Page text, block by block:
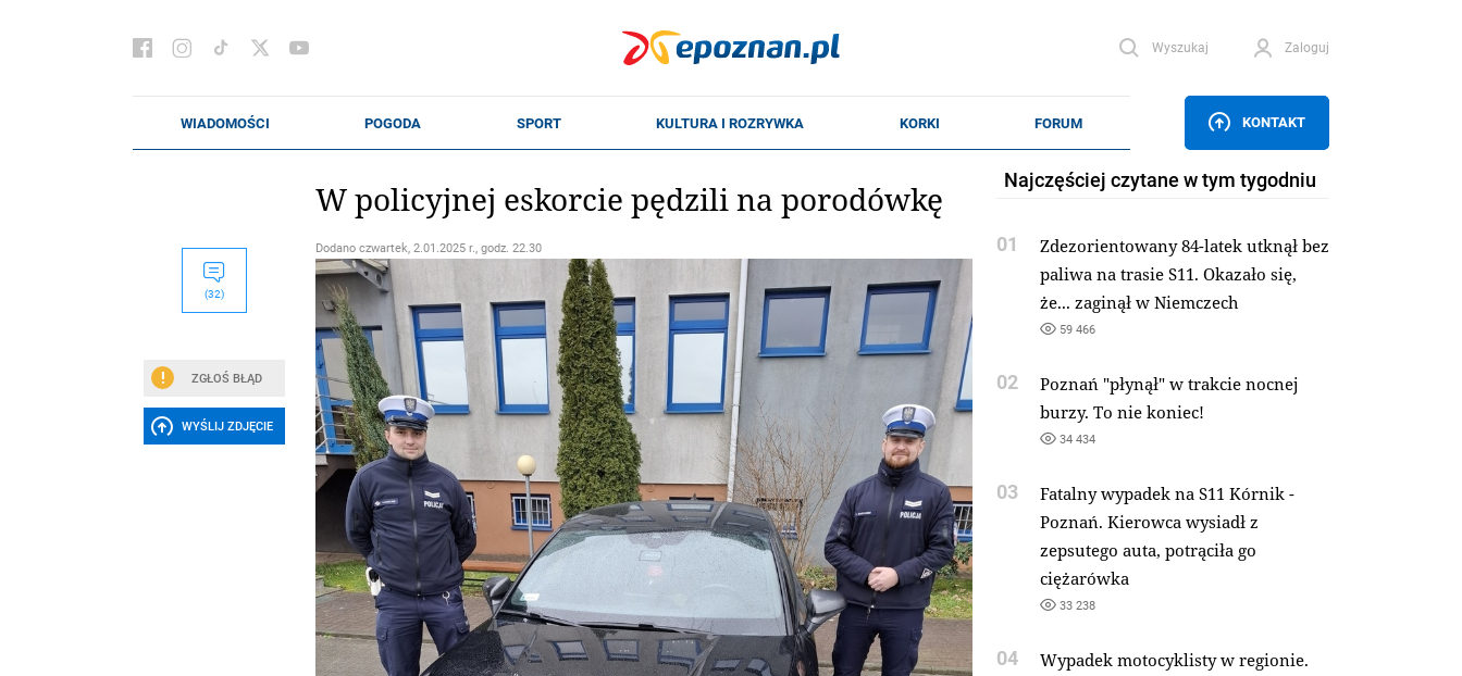
Wyszukaj Zaloguj
KONTAKT
(32)
ZGŁOŚ BŁĄD
WYŚLIJ ZDJĘCIE
W policyjnej eskorcie pędzili na porodówkę
Dodano czwartek, 2.01.2025 r., godz. 22.30
Najczęściej czytane w tym tygodniu
01
Zdezorientowany 84-latek utknął bez
paliwa na trasie S11. Okazało się,
że... zaginął w Niemczech
59 466
02
Poznań "płynął" w trakcie nocnej
burzy. To nie koniec!
34 434
03
Fatalny wypadek na S11 Kórnik -
Poznań. Kierowca wysiadł z
zepsutego auta, potrąciła go
ciężarówka
33 238
04
Wypadek motocyklisty w regionie.